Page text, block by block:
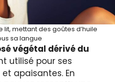
lit, mettant des goûtes d’huile
sa langue
végétal dérivé du
utilisé pour ses
apaisantes. En